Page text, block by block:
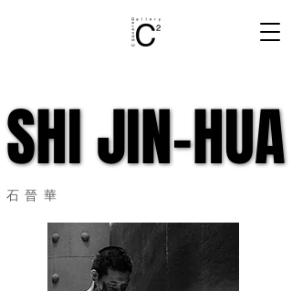
SHI JIN-HUA
SHI JIN-HUA
石晉華